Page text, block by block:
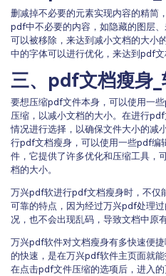
删减掉不必要的元素实现内容的精简
pdf中不必要的内容，如隐藏的图层
可以被移除，来达到减小文档的大小
中的字体可以进行优化，来达到pdf文
三、pdf文档瘦身
要想压缩pdf文件本身，可以使用一
压缩，以减小文档的大小。在进行
情况进行选择，以确保文件大小的减
行pdf文档瘦身，可以使用一些pdf编
件，它提供了许多优化和压缩工具，
档的大小。
万兴pdf软进行pdf文档瘦身时，不仅
可靠的特点，因为经过万兴pdf处理
况，也不会出现乱码，导致文档中原
万兴pdf软件对文档瘦身有多快速便
的快速，是在万兴pdf软件主页面就
在点击pdf文件压缩的选项后，进入